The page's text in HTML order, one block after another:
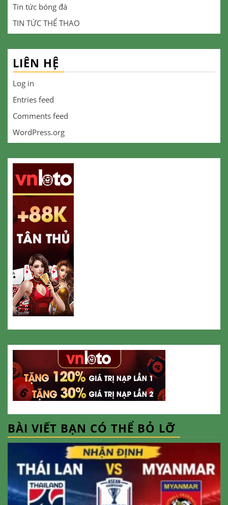
Tin tức bóng đá
TIN TỨC THỂ THAO
LIÊN HỆ
Log in
Entries feed
Comments feed
WordPress.org
BÀI VIẾT BẠN CÓ THỂ BỎ LỠ